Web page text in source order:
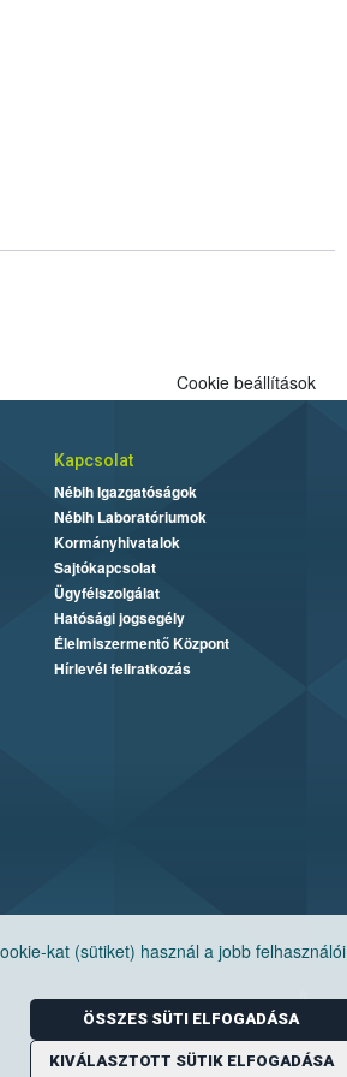
kat (sütiket) használ a jobb felhasználói
ÖSSZES SÜTI ELFOGADÁSA
KIVÁLASZTOTT SÜTIK ELFOGADÁSA
Cookie beállítások
Kapcsolat
Nébih Igazgatóságok
Nébih Laboratóriumok
Kormányhivatalok
Sajtókapcsolat
Ügyfélszolgálat
Hatósági jogsegély
Élelmiszermentő Központ
Hírlevél feliratkozás